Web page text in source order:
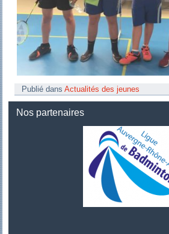
Publié dans Actualités des jeunes
Nos partenaires